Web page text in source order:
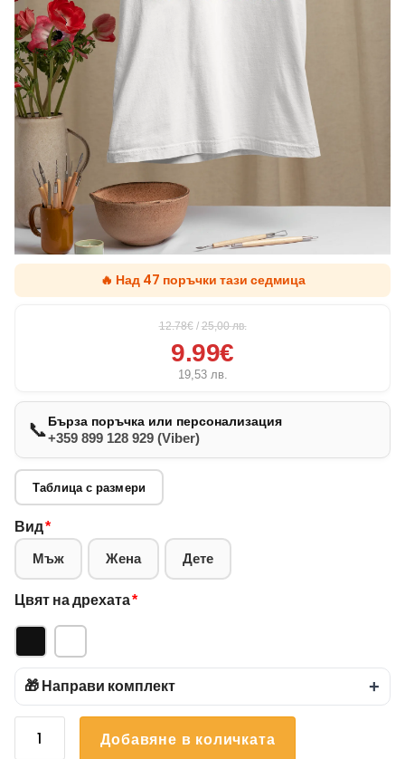
🔥 Над 47 поръчки тази седмица
12.78€ / 25,00лв.
9.99€
19,53 лв.
📞Бърза поръчка или персонализация
+359 899 128 929 (Viber)
Таблица с размери
Вид*
Мъж Жена Дете
Цвят на дрехата*
🎁 Направи комплект +
количество
Добавяне в количката